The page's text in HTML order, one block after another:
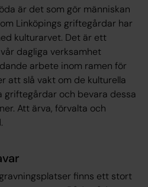
är det som gör människan
Linköpings griftegårdar har
kulturarvet. Det är ett
dagliga verksamhet
arbete inom ramen för
att slå vakt om de kulturella
griftegårdar och bevara dessa
Att ärva, förvalta och
finns ett stort